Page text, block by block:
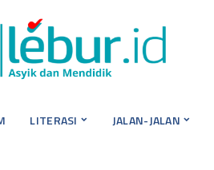
LITERASI JALAN-JALAN